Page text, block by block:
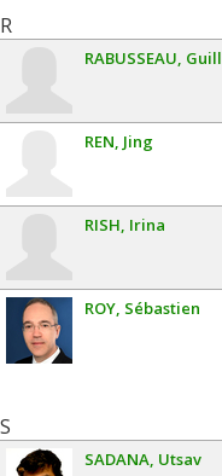
R
RABUSSEAU
REN Jing
RISH Irina
ROY Sébastien
S
SADANA Utsav